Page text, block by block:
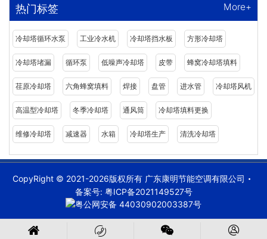
热门标签 More+
冷却塔循环水泵 工业冷水机 冷却塔挡水板 方形冷却塔
冷却塔堵漏 循环泵 低噪声冷却塔 皮带 蜂窝冷却塔填料
荏原冷却塔 六角蜂窝填料 焊接 盘管 进水管 冷却塔风机
高温型冷却塔 冬季冷却塔 通风筒 冷却塔填料更换
维修冷却塔 减速器 水箱 冷却塔生产 清洗冷却塔
CopyRight © 2021-2026版权所有 广东康明节能空调有限公司
备案号: 粤ICP备2021149527号
粤公网安备 44030902003387号